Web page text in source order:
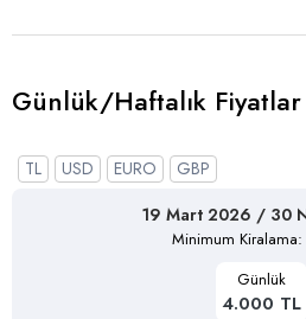
Günlük/Haftalık Fiyatlar
TL USD EURO
GBP
19 Mart 2026 / 30
Minimum
Günlük
4.000 TL